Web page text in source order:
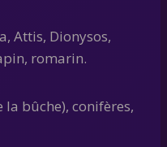
Attis, Dionysos,
romarin.
la bûche), conifères,